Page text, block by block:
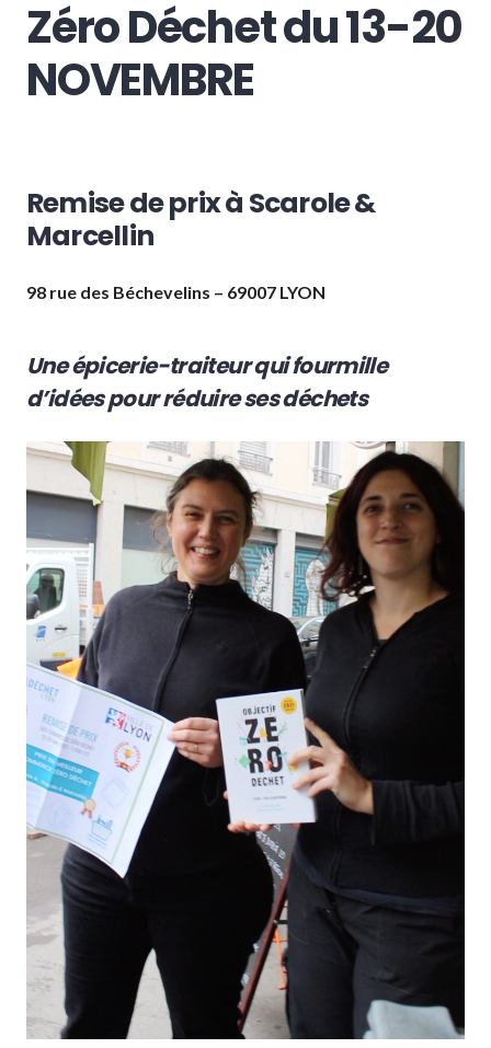
Zéro Déchet du 13-20
NOVEMBRE
Remise de prix à Scarole&
Marcellin
98 rue des Béchevelins – 69007 LYON
Une épicerie-traiteur qui fourmille
d’idées pour réduire ses déchets